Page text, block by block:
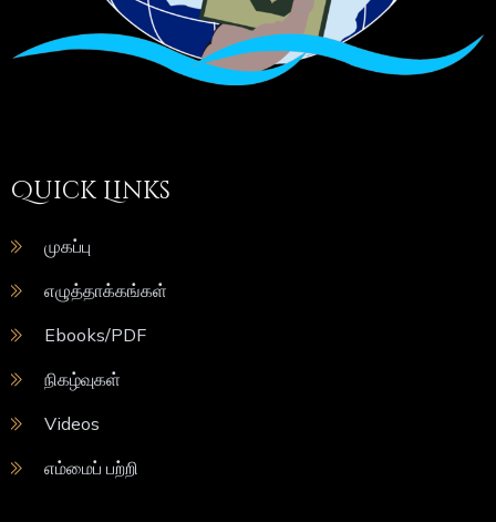
Quick Links
முகப்பு
எழுத்தாக்கங்கள்
Ebooks/PDF
நிகழ்வுகள்
Videos
எம்மைப் பற்றி